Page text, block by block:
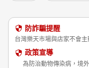
防詐騙提醒
台灣樂天市場與店家不會
政策宣導
為防治動物傳染病，境